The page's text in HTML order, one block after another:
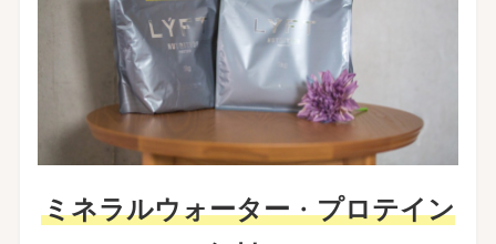
ミネラルウォーター・プロテイン